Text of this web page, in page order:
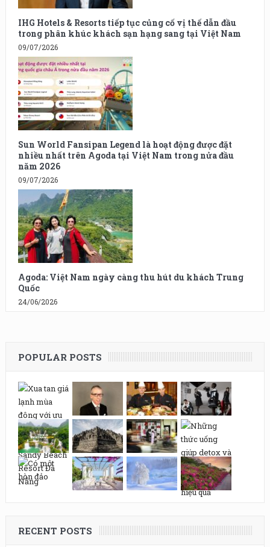
IHG Hotels & Resorts tiếp tục củng cố vị thế dẫn đầu
trong phân khúc khách sạn hạng sang tại Việt Nam
09/07/2026
Sun World Fansipan Legend là hoạt động được đặt
nhiều nhất trên Agoda tại Việt Nam trong nửa đầu
năm 2026
09/07/2026
Agoda: Việt Nam ngày càng thu hút du khách Trung
Quốc
24/06/2026
POPULAR POSTS
RECENT POSTS